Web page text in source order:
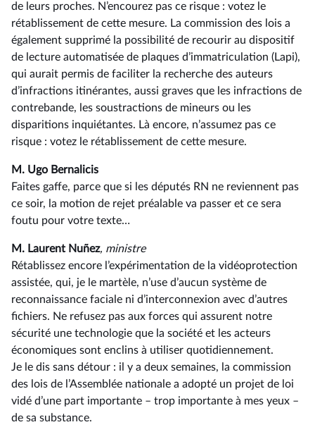
de leurs proches. N’encourez pas ce risque : votez le
rétablissement de cette mesure. La commission des lois a
également supprimé la possibilité de recourir au dispositif
de lecture automatisée de plaques d’immatriculation (Lapi),
qui aurait permis de faciliter la recherche des auteurs
d’infractions itinérantes, aussi graves que les infractions de
contrebande, les soustractions de mineurs ou les
disparitions inquiétantes. Là encore, n’assumez pas ce
risque : votez le rétablissement de cette mesure.
M. Ugo Bernalicis
Faites gaffe, parce que si les députés RN ne reviennent pas
ce soir, la motion de rejet préalable va passer et ce sera
foutu pour votre texte…
M. Laurent Nuñez, ministre
Rétablissez encore l’expérimentation de la vidéoprotection
assistée, qui, je le martèle, n’use d’aucun système de
reconnaissance faciale ni d’interconnexion avec d’autres
fichiers. Ne refusez pas aux forces qui assurent notre
sécurité une technologie que la société et les acteurs
économiques sont enclins à utiliser quotidiennement.
Je le dis sans détour : il y a deux semaines, la commission
des lois de l’Assemblée nationale a adopté un projet de loi
vidé d’une part importante –⁠ trop importante à mes yeux –
de sa substance.